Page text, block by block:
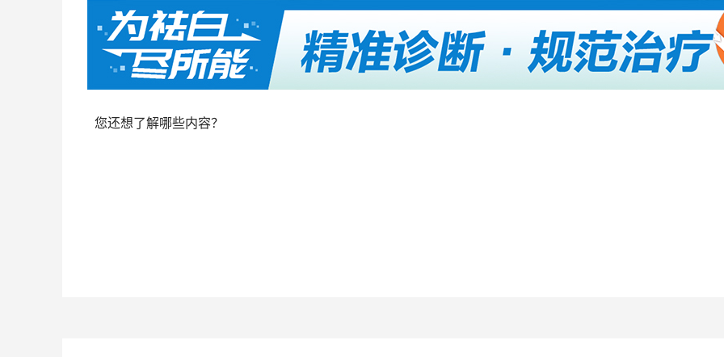
您还想了解哪些内容？